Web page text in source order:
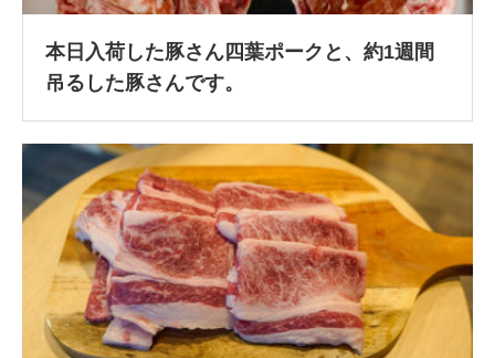
本日入荷した豚さん四葉ポークと、約1週間
吊るした豚さんです。